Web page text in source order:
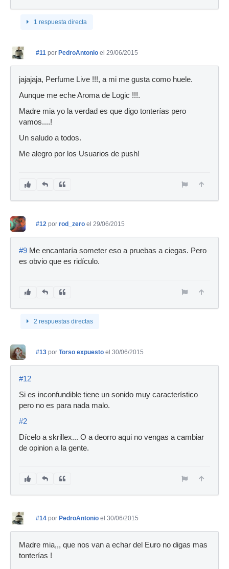
1 respuesta directa
#11 por PedroAntonio el 29/06/2015
jajajaja, Perfume Live !!!, a mi me gusta como huele.
Aunque me eche Aroma de Logic !!!.
Madre mia yo la verdad es que digo tonterías pero
vamos....!
Un saludo a todos.
Me alegro por los Usuarios de push!
#12 por rod_zero el 29/06/2015
#9 Me encantaría someter eso a pruebas a ciegas. Pero
es obvio que es ridículo.
2 respuestas directas
#13 por Torso expuesto el 30/06/2015
#12
Si es inconfundible tiene un sonido muy característico
pero no es para nada malo.
#2
Dícelo a skrillex... O a deorro aqui no vengas a cambiar
de opinion a la gente.
#14 por PedroAntonio el 30/06/2015
Madre mia,,, que nos van a echar del Euro no digas mas
tonterías !